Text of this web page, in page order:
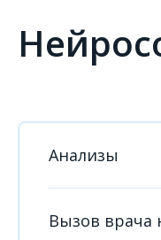
Анализы
Вызов врача